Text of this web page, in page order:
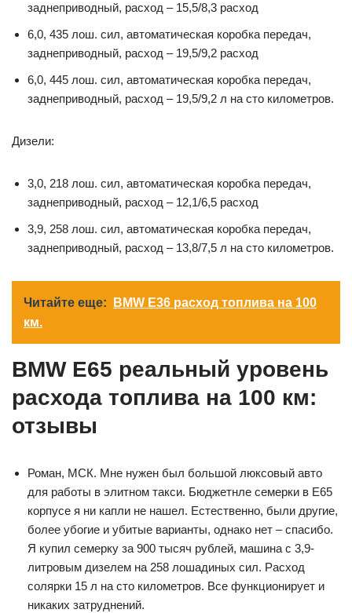
заднеприводный, расход – 15,5/8,3 расход
6,0, 435 лош. сил, автоматическая коробка передач,
заднеприводный, расход – 19,5/9,2 расход
6,0, 445 лош. сил, автоматическая коробка передач,
заднеприводный, расход – 19,5/9,2 л на сто километров.
Дизели:
3,0, 218 лош. сил, автоматическая коробка передач,
заднеприводный, расход – 12,1/6,5 расход
3,9, 258 лош. сил, автоматическая коробка передач,
заднеприводный, расход – 13,8/7,5 л на сто километров.
Читайте еще:
BMW E36 расход топлива на 100
км.
BMW E65 реальный уровень
расхода топлива на 100 км:
отзывы
Роман, МСК. Мне нужен был большой люксовый авто
для работы в элитном такси. Бюджетнле семерки в Е65
корпусе я ни капли не нашел. Естественно, были другие,
более убогие и убитые варианты, однако нет – спасибо.
Я купил семерку за 900 тысяч рублей, машина с 3,9-
литровым дизелем на 258 лошадиных сил. Расход
солярки 15 л на сто километров. Все функционирует и
никаких затруднений.